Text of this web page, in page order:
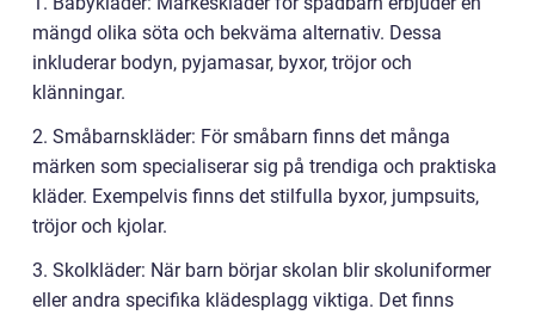
mängd olika söta och bekväma alternativ. Dessa
inkluderar bodyn, pyjamasar, byxor, tröjor och
klänningar.
2. Småbarnskläder: För småbarn finns det många
märken som specialiserar sig på trendiga och praktiska
kläder. Exempelvis finns det stilfulla byxor, jumpsuits,
tröjor och kjolar.
3. Skolkläder: När barn börjar skolan blir skoluniformer
eller andra specifika klädesplagg viktiga. Det finns